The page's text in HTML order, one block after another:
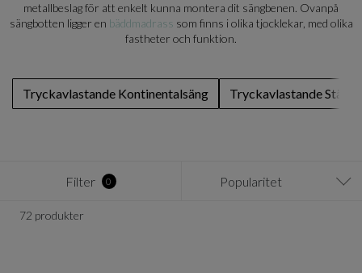
metallbeslag för att enkelt kunna montera dit sängbenen. Ovanpå
sängbotten ligger en bäddmadrass som finns i olika tjocklekar, med olika
fastheter och funktion.
Tryckavlastande Kontinentalsäng Tryckavlastande
Filter 0 Popularitet
72 produkter